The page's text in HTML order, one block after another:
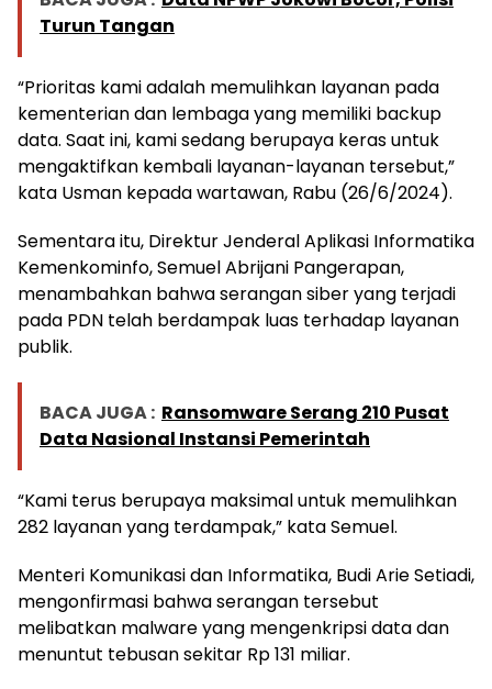
Turun Tangan
“Prioritas kami adalah memulihkan layanan pada
kementerian dan lembaga yang memiliki backup
data. Saat ini, kami sedang berupaya keras untuk
mengaktifkan kembali layanan-layanan tersebut,”
kata Usman kepada wartawan, Rabu (26/6/2024).
Sementara itu, Direktur Jenderal Aplikasi Informatika
Kemenkominfo, Semuel Abrijani Pangerapan,
menambahkan bahwa serangan siber yang terjadi
pada PDN telah berdampak luas terhadap layanan
publik.
BACA JUGA : Ransomware Serang 210 Pusat
Data Nasional Instansi Pemerintah
“Kami terus berupaya maksimal untuk memulihkan
282 layanan yang terdampak,” kata Semuel.
Menteri Komunikasi dan Informatika, Budi Arie Setiadi,
mengonfirmasi bahwa serangan tersebut
melibatkan malware yang mengenkripsi data dan
menuntut tebusan sekitar Rp 131 miliar.